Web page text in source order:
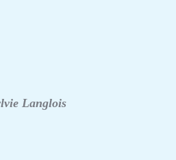
Langlois